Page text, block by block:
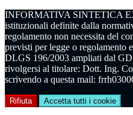
INFORMATIVA SINTETICA
istituzionali definite dalla
regolamento non necessita del
previsti per legge o regolamento
DLGS 196/2003 ampliati dal
rivolgersi al titolare: Dott. Ing.
scrivendo a questa mail:
Rifiuta Accetta tutti i cookie